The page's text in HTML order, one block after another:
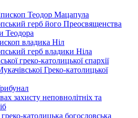
Теодор Мацапула
герб його Преосвященства
Теодора
владика Ніл
герб владики Ніла
греко-католицької єпархії
Греко-католицької
захисту неповнолітніх та
католицька богословська